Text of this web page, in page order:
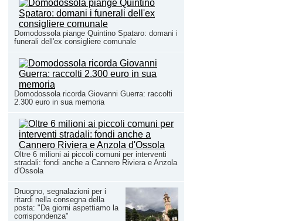
Domodossola piange Quintino Spataro: domani i
funerali dell'ex consigliere comunale
Domodossola ricorda Giovanni Guerra: raccolti
2.300 euro in sua memoria
Oltre 6 milioni ai piccoli comuni per interventi
stradali: fondi anche a Cannero Riviera e Anzola
d'Ossola
Druogno, segnalazioni per i
ritardi nella consegna della
posta: "Da giorni aspettiamo la
corrispondenza"